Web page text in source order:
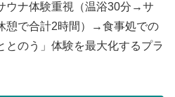
ウナ体験重視（温浴30分→サ
で合計2時間）→食事処での
とのう」体験を最大化するプラ